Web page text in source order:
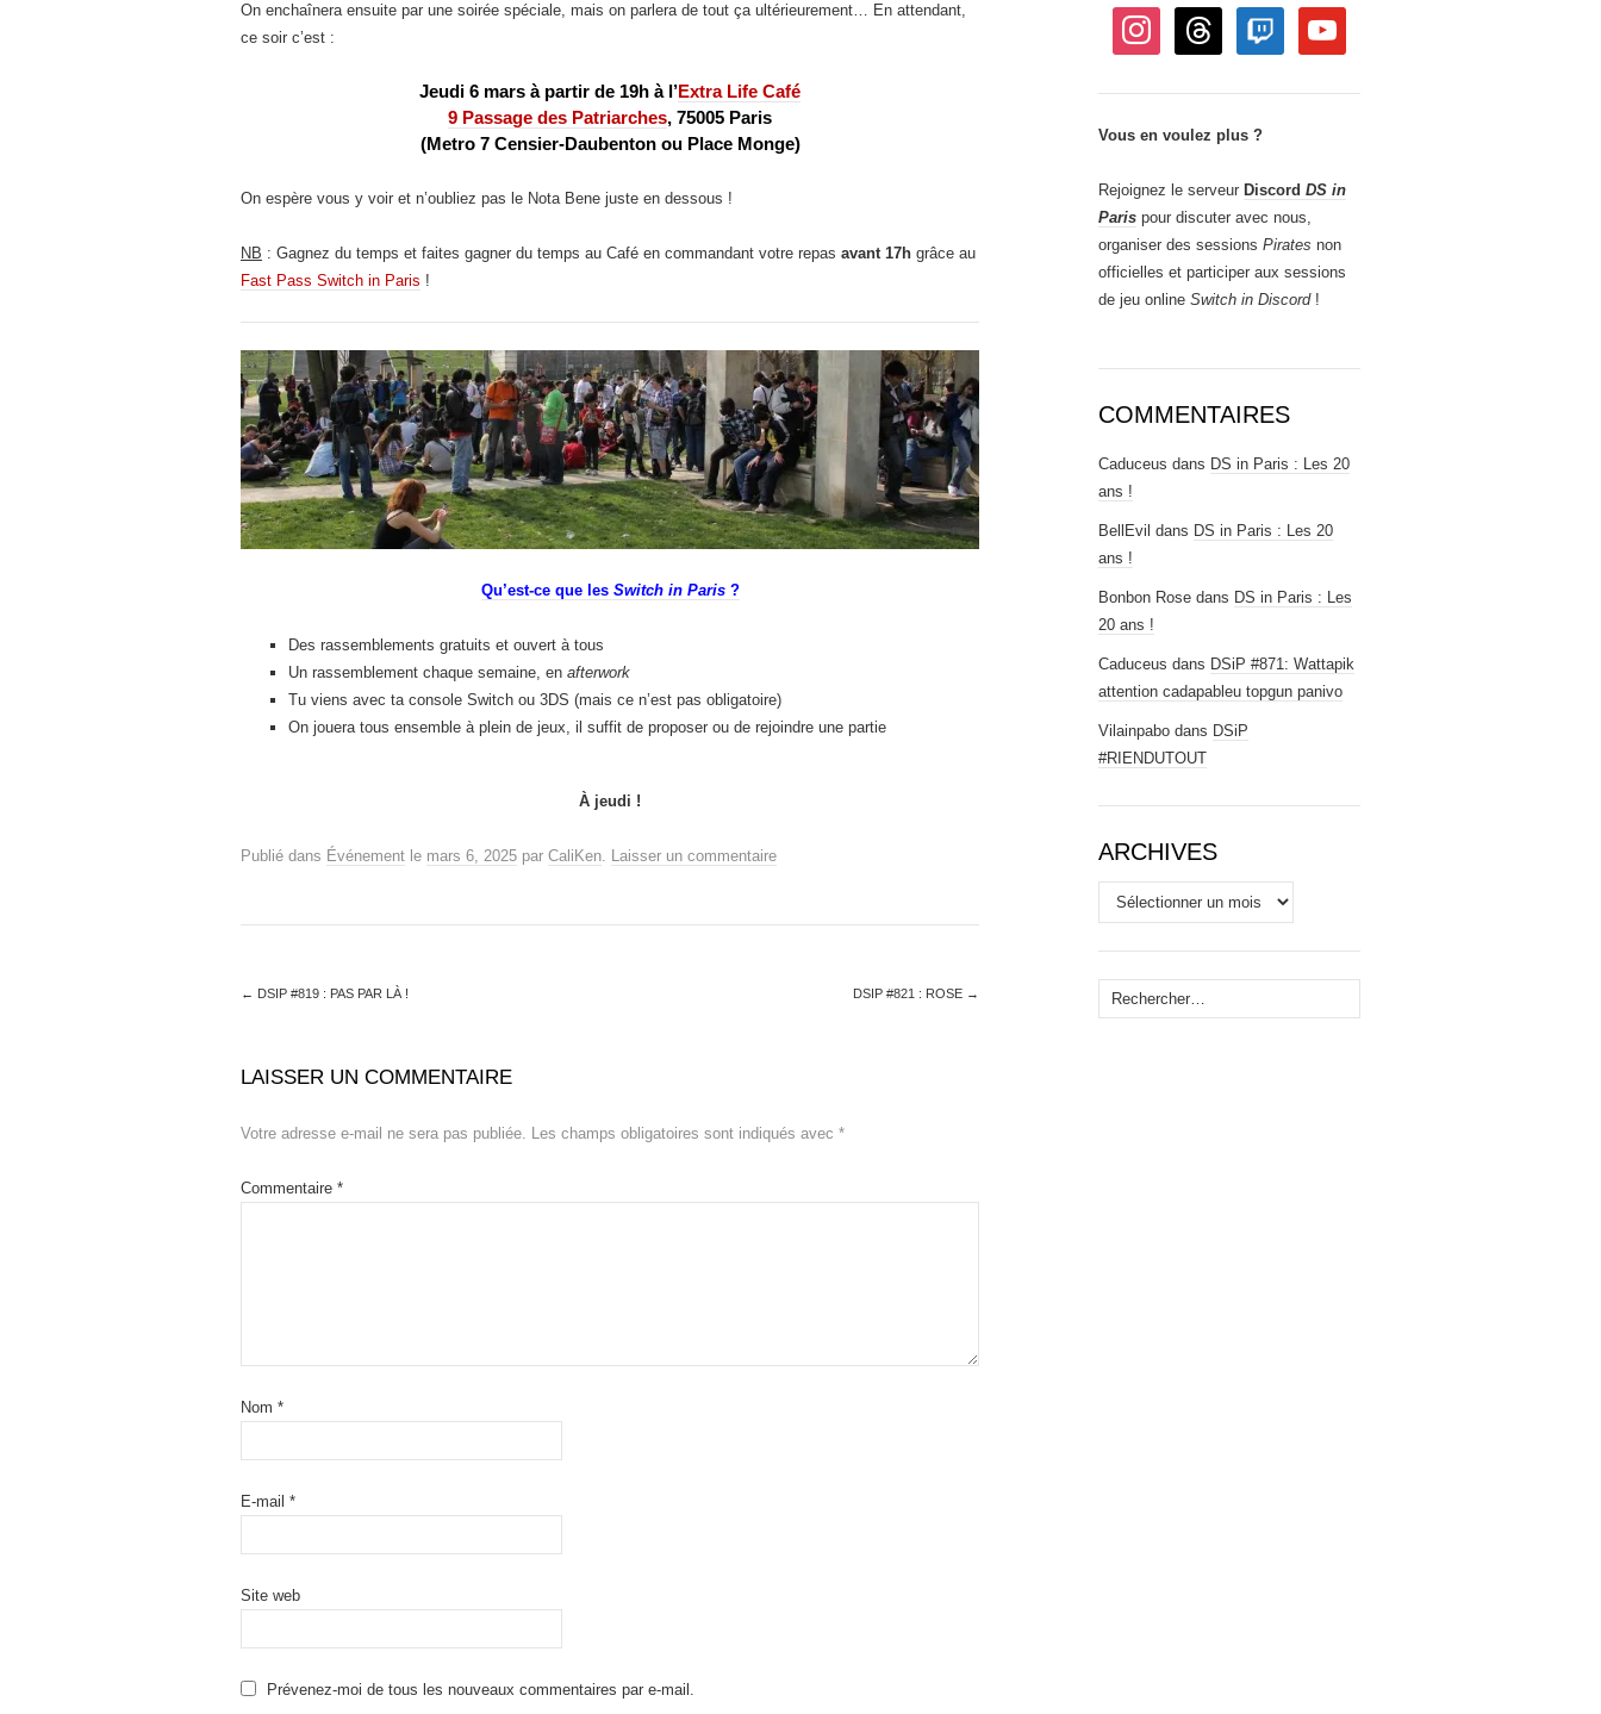
On enchaînera ensuite par une soirée spéciale, mais on parlera de tout ça ultérieurement… En attendant,
ce soir c’est :
Jeudi 6 mars à partir de 19h à l’Extra Life Café
9 Passage des Patriarches, 75005 Paris
(Metro 7 Censier-Daubenton ou Place Monge)
On espère vous y voir et n’oubliez pas le Nota Bene juste en dessous !
NB : Gagnez du temps et faites gagner du temps au Café en commandant votre repas avant 17h grâce au
Fast Pass Switch in Paris !
Qu’est-ce que les Switch in Paris?
Des rassemblements gratuits et ouvert à tous
Un rassemblement chaque semaine, en afterwork
Tu viens avec ta console Switch ou 3DS (mais ce n’est pas obligatoire)
On jouera tous ensemble à plein de jeux, il suffit de proposer ou de rejoindre une partie
À jeudi !
Publié dans Événement le mars 6, 2025 par CaliKen. Laisser un commentaire
← DSIP #819 : PAS PAR LÀ ! DSIP #821 : ROSE →
LAISSER UN COMMENTAIRE
Votre adresse e-mail ne sera pas publiée. Les champs obligatoires sont indiqués avec *
Commentaire *
Nom *
E-mail *
Site web
Prévenez-moi de tous les nouveaux commentaires par e-mail.
instagram threads twitch youtube
Vous en voulez plus ?
Rejoignez le serveur Discord DS in
Paris pour discuter avec nous,
organiser des sessions Pirates non
officielles et participer aux sessions
de jeu online Switch in Discord!
COMMENTAIRES
Caduceus dans DS in Paris : Les 20
ans !
BellEvil dans DS in Paris : Les 20
ans !
Bonbon Rose dans DS in Paris : Les
20 ans !
Caduceus dans DSiP #871: Wattapik
attention cadapableu topgun panivo
Vilainpabo dans DSiP
#RIENDUTOUT
ARCHIVES
Archives
Rechercher :